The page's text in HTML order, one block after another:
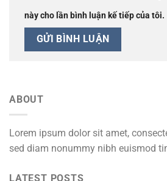
này cho lần bình luận kế tiếp của tôi.
ABOUT
Lorem ipsum dolor sit amet,
sed diam nonummy nibh euismod
LATEST POSTS